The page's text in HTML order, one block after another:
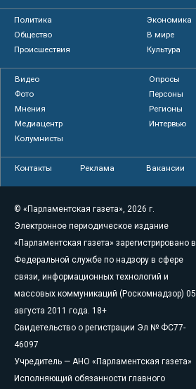
Политика
Экономика
Общество
В мире
Происшествия
Культура
Видео
Опросы
Фото
Персоны
Мнения
Регионы
Медиацентр
Интервью
Колумнисты
Контакты Реклама Вакансии
© «Парламентская газета», 2026 г.
Электронное периодическое издание
«Парламентская газета» зарегистрировано в
Федеральной службе по надзору в сфере
связи, информационных технологий и
массовых коммуникаций (Роскомнадзор) 05
августа 2011 года. 18+
Свидетельство о регистрации Эл № ФС77-
46097
Учредитель — АНО «Парламентская газета»
Исполняющий обязанности главного